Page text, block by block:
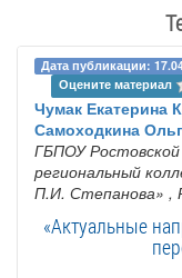
Дата публикации:
Оцените материал
Чумак Екатерина
Самоходкина
ГБПОУ
региональный
П.И. Степанова» ,
«Актуальные